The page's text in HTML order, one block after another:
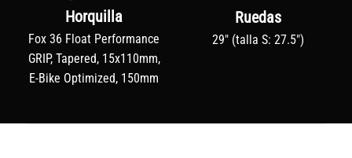
Horquilla
Fox 36 Float Performance
GRIP, Tapered, 15x110mm,
E-Bike Optimized, 150mm
Ruedas
29″ (talla S: 27.5″)